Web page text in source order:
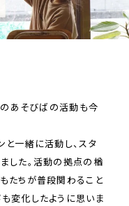
あそびばの活動も今
一緒に活動し、スタ
した。活動の拠点の楢
たちが普段関わること
変化したように思いま